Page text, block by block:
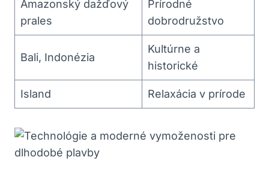
Amazonský dažďový
prales
Prírodné
dobrodružstvo
Bali,‍ Indonézia
Kultúrne a
historické
Island Relaxácia v ⁤prírode